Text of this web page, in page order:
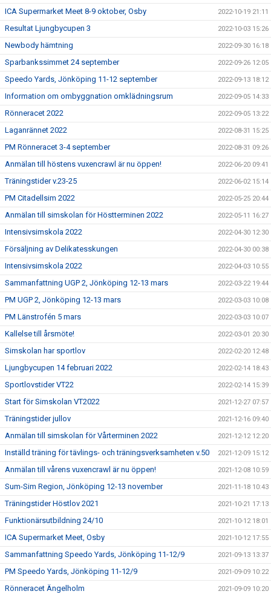
ICA Supermarket Meet 8-9 oktober, Osby 2022-10-19 21:11
Resultat Ljungbycupen 3 2022-10-03 15:26
Newbody hämtning 2022-09-30 16:18
Sparbankssimmet 24 september 2022-09-26 12:05
Speedo Yards, Jönköping 11-12 september 2022-09-13 18:12
Information om ombyggnation omklädningsrum 2022-09-05 14:33
Rönneracet 2022 2022-09-05 13:22
Laganrännet 2022 2022-08-31 15:25
PM Rönneracet 3-4 september 2022-08-31 09:26
Anmälan till höstens vuxencrawl är nu öppen! 2022-06-20 09:41
Träningstider v.23-25 2022-06-02 15:14
PM Citadellsim 2022 2022-05-25 20:44
Anmälan till simskolan för Höstterminen 2022 2022-05-11 16:27
Intensivsimskola 2022 2022-04-30 12:30
Försäljning av Delikatesskungen 2022-04-30 00:38
Intensivsimskola 2022 2022-04-03 10:55
Sammanfattning UGP 2, Jönköping 12-13 mars 2022-03-22 19:44
PM UGP 2, Jönköping 12-13 mars 2022-03-03 10:08
PM Länstrofén 5 mars 2022-03-03 10:07
Kallelse till årsmöte! 2022-03-01 20:30
Simskolan har sportlov 2022-02-20 12:48
Ljungbycupen 14 februari 2022 2022-02-14 18:43
Sportlovstider VT22 2022-02-14 15:39
Start för Simskolan VT2022 2021-12-27 07:57
Träningstider jullov 2021-12-16 09:40
Anmälan till simskolan för Vårterminen 2022 2021-12-12 12:20
Inställd träning för tävlings- och träningsverksamheten v.50 2021-12-09 15:12
Anmälan till vårens vuxencrawl är nu öppen! 2021-12-08 10:59
Sum-Sim Region, Jönköping 12-13 november 2021-11-18 10:43
Träningstider Höstlov 2021 2021-10-21 17:13
Funktionärsutbildning 24/10 2021-10-12 18:01
ICA Supermarket Meet, Osby 2021-10-12 17:55
Sammanfattning Speedo Yards, Jönköping 11-12/9 2021-09-13 13:37
PM Speedo Yards, Jönköping 11-12/9 2021-09-09 10:22
Rönneracet Ängelholm 2021-09-09 10:20